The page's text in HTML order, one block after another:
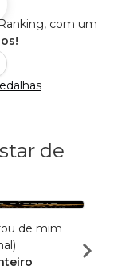
com um
de
de mim
R$